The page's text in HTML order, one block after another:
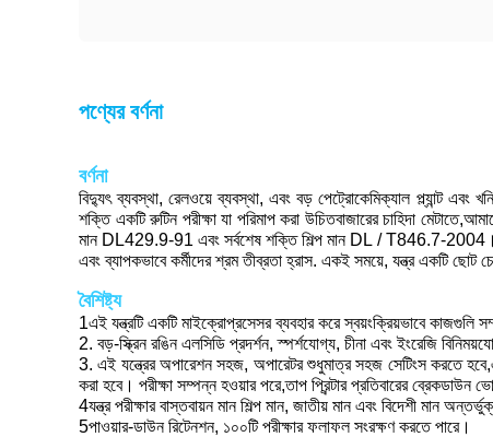
পণ্যের বর্ণনা
বর্ণনা
বিদ্যুৎ ব্যবস্থা, রেলওয়ে ব্যবস্থা, এবং বড় পেট্রোকেমিক্যাল প্ল্যান্ট এবং
শক্তি একটি রুটিন পরীক্ষা যা পরিমাপ করা উচিতবাজারের চাহিদা
মান DL429.9-91 এবং সর্বশেষ শক্তি শিল্প মান DL / T846.7-2004।
এবং ব্যাপকভাবে কর্মীদের শ্রম তীব্রতা হ্রাস. একই সময়ে, যন্ত্র একটি ছোট
বৈশিষ্ট্য
1এই যন্ত্রটি একটি মাইক্রোপ্রসেসর ব্যবহার করে স্বয়ংক্রিয়ভাবে কাজগুলি
2. বড়-স্ক্রিন রঙিন এলসিডি প্রদর্শন, স্পর্শযোগ্য, চীনা এবং ইংরেজি
3. এই যন্ত্রের অপারেশন সহজ, অপারেটর শুধুমাত্র সহজ সেটিংস করতে
করা হবে। পরীক্ষা সম্পন্ন হওয়ার পরে,তাপ প্রিন্টার প্রতিবারের ব্রেকডাউন
4যন্ত্র পরীক্ষার বাস্তবায়ন মান শিল্প মান, জাতীয় মান এবং বিদেশী মান
5পাওয়ার-ডাউন রিটেনশন, ১০০টি পরীক্ষার ফলাফল সংরক্ষণ করতে পারে।